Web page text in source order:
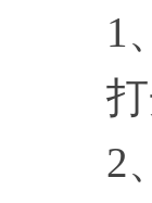
1、
打开
2、